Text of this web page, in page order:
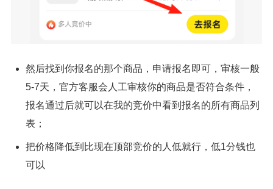
然后找到你报名的那个商品，申请报名即可，审核一般
5-7天，官方客服会人工审核你的商品是否符合条件，
报名通过后就可以在我的竞价中看到报名的所有商品列
表；
把价格降低到比现在顶部竞价的人低就行，低1分钱也
可以